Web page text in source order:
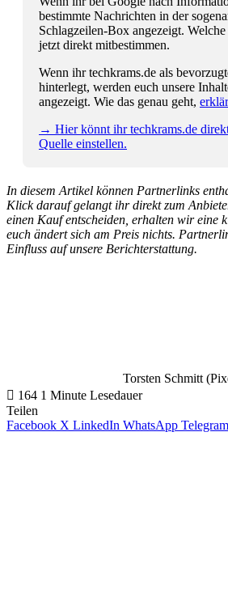
bestimmte Nachrichten in der
Schlagzeilen-Box angezeigt.
jetzt direkt mitbestimmen.
Wenn ihr techkrams.de als
hinterlegt, werden euch unsere
angezeigt. Wie das genau geht,
→ Hier könnt ihr techkrams.de
Quelle einstellen.
In diesem Artikel können Partnerlinks
Klick darauf gelangt ihr direkt zum
einen Kauf entscheiden, erhalten wir eine
euch ändert sich am Preis nichts.
Einfluss auf unsere Berichterstattung.
Torsten Schmitt
164 1 Minute Lesedauer
Teilen
Facebook X LinkedIn WhatsApp Telegram